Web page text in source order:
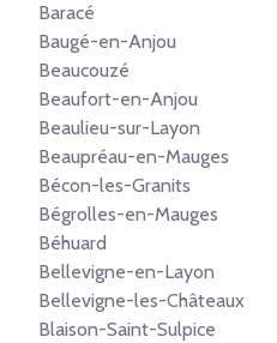
Baracé
Baugé-en-Anjou
Beaucouzé
Beaufort-en-Anjou
Beaulieu-sur-Layon
Beaupréau-en-Mauges
Bécon-les-Granits
Bégrolles-en-Mauges
Béhuard
Bellevigne-en-Layon
Bellevigne-les-Châteaux
Blaison-Saint-Sulpice